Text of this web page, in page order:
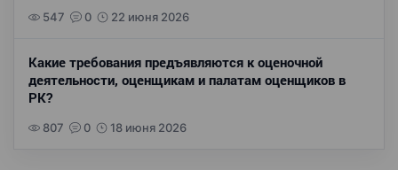
547 0 22 июня 2026
Какие требования предъявляются к оценочной
деятельности, оценщикам и палатам оценщиков в
РК?
807 0 18 июня 2026